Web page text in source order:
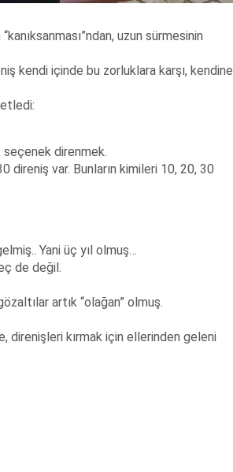
uzun sürmesinin
kendi içinde bu zorluklara karşı, kendine
seçenek direnmek.
direniş var. Bunların kimileri 10, 20, 30
Yani üç yıl olmuş…
de değil.
artık “olağan” olmuş.
direnişleri kırmak için ellerinden geleni